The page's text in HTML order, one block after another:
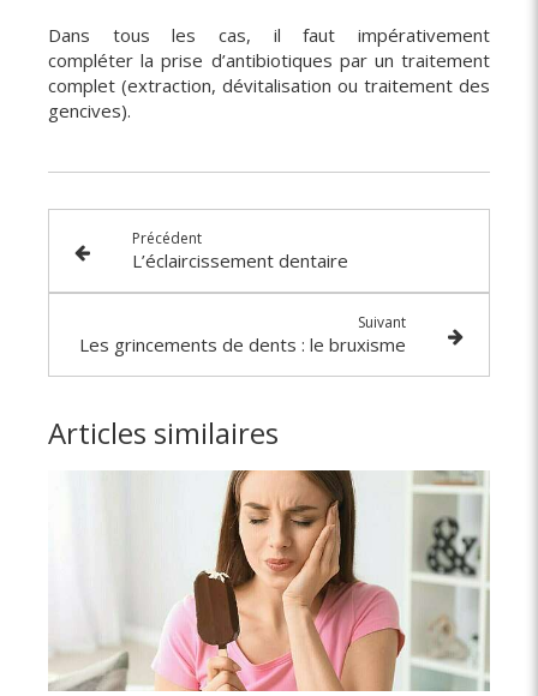
Dans tous les cas, il faut impérativement
compléter la prise d’antibiotiques par un traitement
complet (extraction, dévitalisation ou traitement des
gencives).
Précédent
L’éclaircissement dentaire
Suivant
Les grincements de dents : le bruxisme
Articles similaires